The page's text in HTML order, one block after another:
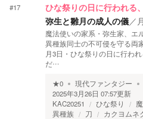
#17 ひな祭りの日に行われる
弥生と雛月の成人の儀／
魔法使いの家系・弥生家、エ
異種族同士の不可侵を守る両
月3日・ひな祭りの日に行わ
だ…
★0 現代ファンタジー
2025年3月26日 07:57更新
KAC20251
ひな祭り
異種族
刀 カクヨムネ